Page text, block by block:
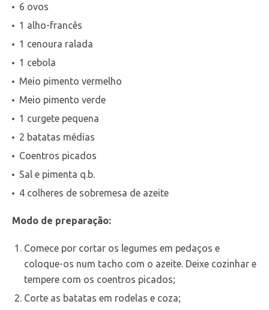
6 ovos
1 alho-francês
1 cenoura ralada
1 cebola
Meio pimento vermelho
Meio pimento verde
1 curgete pequena
2 batatas médias
Coentros picados
Sal e pimenta q.b.
4 colheres de sobremesa de azeite
Modo de preparação:
Comece por cortar os legumes em pedaços e
coloque-os num tacho com o azeite. Deixe cozinhar e
tempere com os coentros picados;
Corte as batatas em rodelas e coza;